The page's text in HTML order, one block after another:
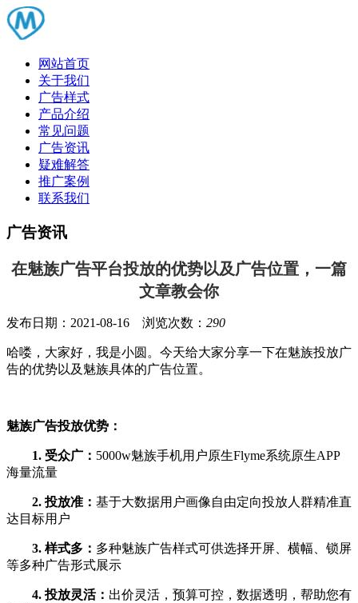
网站首页
关于我们
广告样式
产品介绍
常见问题
广告资讯
疑难解答
推广案例
联系我们
广告资讯
在魅族广告平台投放的优势以及广告位置，一篇
文章教会你
发布日期：2021-08-16 浏览次数： 290
哈喽，大家好，我是小圆。今天给大家分享一下在魅族投放广
告的优势以及魅族具体的广告位置。
魅族广告投放优势：
1. 受众广： 5000w魅族手机用户原生Flyme系统原生APP
海量流量
2. 投放准： 基于大数据用户画像自由定向投放人群精准直
达目标用户
3. 样式多： 多种魅族广告样式可供选择开屏、横幅、锁屏
等多种广告形式展示
4. 投放灵活： 出价灵活，预算可控，数据透明，帮助您有